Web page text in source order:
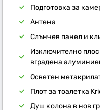
Подготовка за
Антена
Слънчев панел и
Изключително
вградена
Осветен
Плот за тоалетка
Душ колона в нов